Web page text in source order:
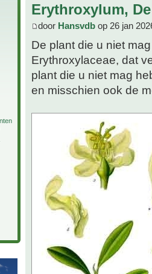
Erythroxylum,
door Hansvdb op 26 jan
De plant die u niet
Erythroxylaceae, dat
plant die u niet mag
en misschien ook de